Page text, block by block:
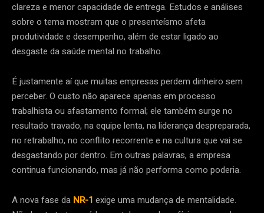
clareza e menor capacidade de entrega. Estudos e análises
sobre o tema mostram que o presenteísmo afeta
produtividade e desempenho, além de estar ligado ao
desgaste da saúde mental no trabalho.
É justamente aí que muitas empresas perdem dinheiro sem
perceber. O custo não aparece apenas em processo
trabalhista ou afastamento formal; ele também surge no
resultado travado, na equipe lenta, na liderança despreparada,
no retrabalho, no conflito recorrente e na cultura que vai se
desgastando por dentro. Em outras palavras, a empresa
continua funcionando, mas já não performa como poderia.
A nova fase da NR-1 exige uma mudança de mentalidade.